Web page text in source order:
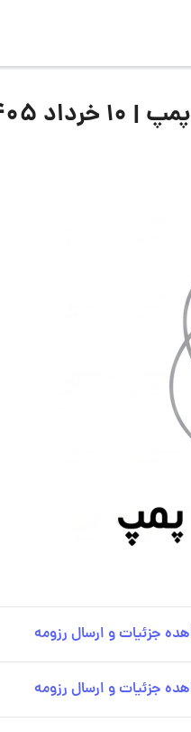
۱۴۰۵
جزئیات و ارسال رزومه
جزئیات و ارسال رزومه